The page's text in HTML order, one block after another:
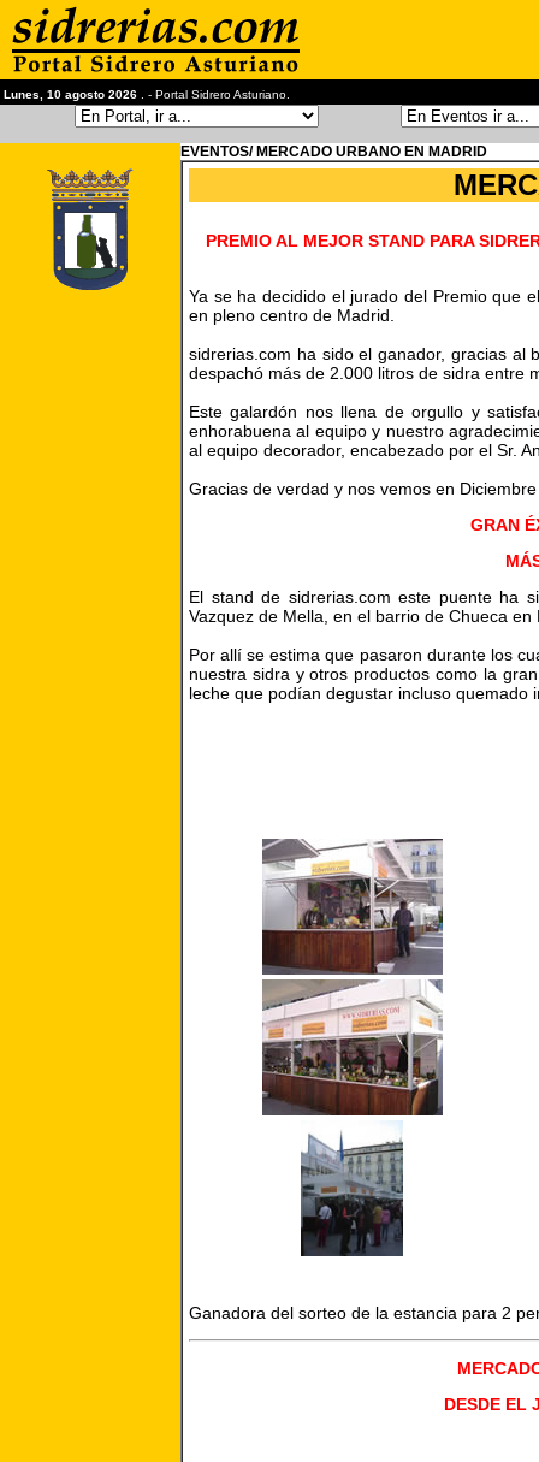
Lunes, 10 agosto 2026 . - Portal Sidrero Asturiano.
EVENTOS/ MERCADO URBANO EN MADRID
PREMIO AL MEJOR STAND PARA
Ya se ha decidido el jurado del Premio que
en pleno centro de Madrid.
sidrerias.com ha sido el ganador, gracias al
despachó más de 2.000 litros de sidra entre
Este galardón nos llena de orgullo y
enhorabuena al equipo y nuestro
al equipo decorador, encabezado por el Sr.
Gracias de verdad y nos vemos en
GRAN
El stand de sidrerias.com este puente ha
Vazquez de Mella, en el barrio de Chueca en
Por allí se estima que pasaron durante los
nuestra sidra y otros productos como la
leche que podían degustar incluso quemado
Ganadora del sorteo de la estancia para 2
DESDE EL